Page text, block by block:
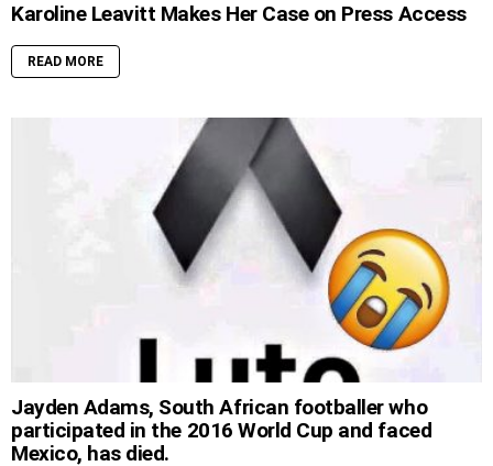
Karoline Leavitt Makes Her Case on Press Access
READ MORE
Jayden Adams, South African footballer who
participated in the 2016 World Cup and faced
Mexico, has died.